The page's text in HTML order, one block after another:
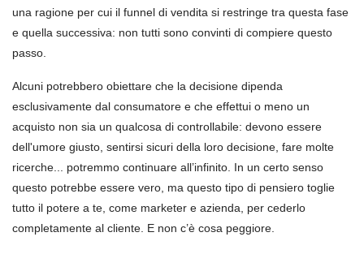
una ragione per cui il funnel di vendita si restringe tra questa fase
e quella successiva: non tutti sono convinti di compiere questo
passo.
Alcuni potrebbero obiettare che la decisione dipenda
esclusivamente dal consumatore e che effettui o meno un
acquisto non sia un qualcosa di controllabile: devono essere
dell'umore giusto, sentirsi sicuri della loro decisione, fare molte
ricerche... potremmo continuare all’infinito. In un certo senso
questo potrebbe essere vero, ma questo tipo di pensiero toglie
tutto il potere a te, come marketer e azienda, per cederlo
completamente al cliente. E non c’è cosa peggiore.